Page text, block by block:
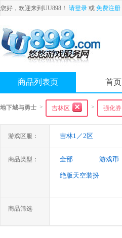
您好，欢迎来到UU898！ 请登录 或 免费注册
商品列表页 首页
地下城与勇士 > 吉林区 > 强化券
游戏区服： 吉林1／2区
商品类型： 全部 游戏币
绝版天空装扮
商品筛选